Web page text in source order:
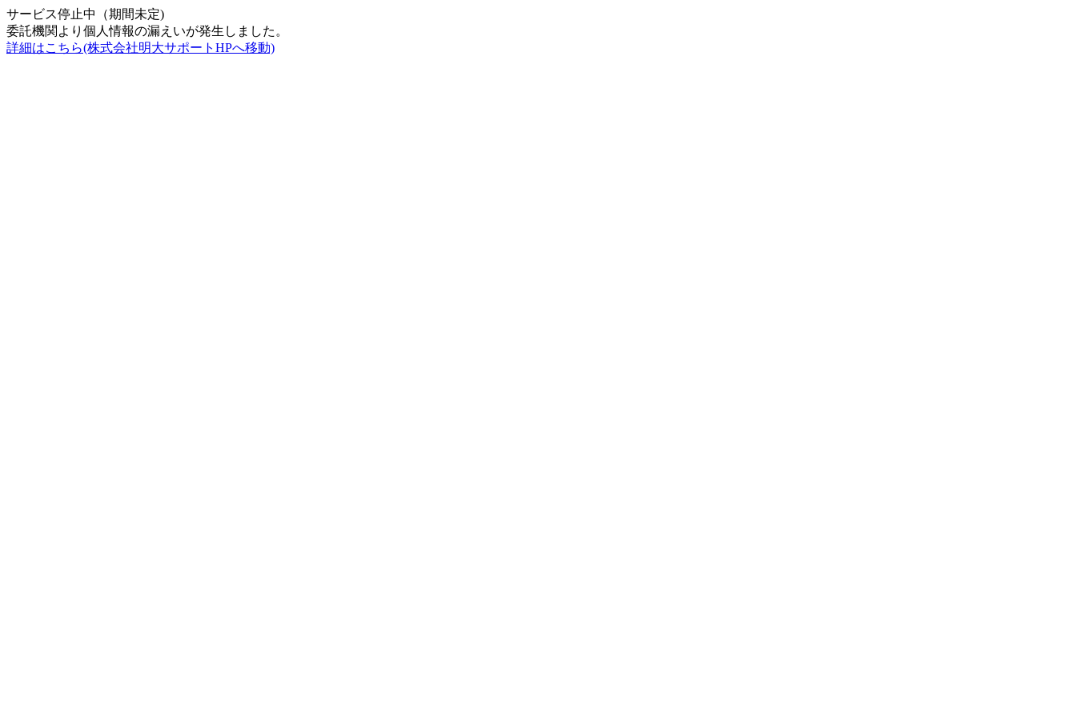
サービス停止中（期間未定)
委託機関より個人情報の漏えいが発生しました。
詳細はこちら(株式会社明大サポートHPへ移動)